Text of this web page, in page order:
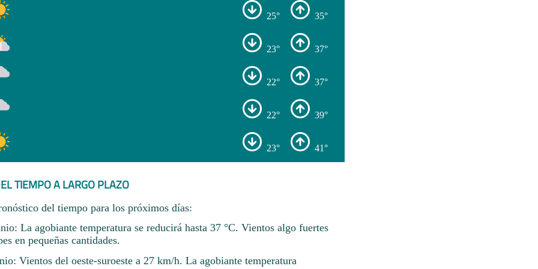
25° 35°
23° 37°
22° 37°
22° 39°
23° 41°
TIEMPO A LARGO PLAZO
del tiempo para los próximos días:
La agobiante temperatura se reducirá hasta 37 °C. Vientos algo fuertes
en pequeñas cantidades.
Vientos del oeste-suroeste a 27 km/h. La agobiante temperatura